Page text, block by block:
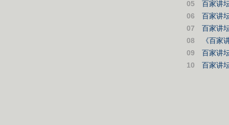
05
百家讲
06
百家讲
07
百家讲
08
《百家
09
百家讲
10
百家讲